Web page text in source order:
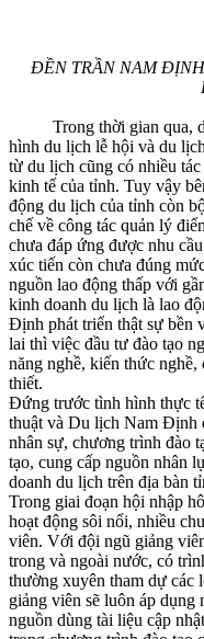
ĐỀN TRẦN NAM
Trong thời gian qua, du
hình du lịch lễ hội và du
từ du lịch cũng có nhiều
kinh tế của tỉnh. Tuy vậy
động du lịch của tỉnh còn
chế về công tác quản lý
chưa đáp ứng được nhu
xúc tiến còn chưa đúng
nguồn lao động thấp với
kinh doanh du lịch là lao
Định phát triển thật sự bền
lai thì việc đầu tư đào tạo
năng nghề, kiến thức
thiết.
Đứng trước tình hình thực
thuật và Du lịch Nam Định
nhân sự, chương trình đào
tạo, cung cấp nguồn nhân
doanh du lịch trên địa bàn
Trong giai đoạn hội nhập
hoạt động sôi nổi, nhiều
viên. Với đội ngũ giảng
trong và ngoài nước, có
thường xuyên tham dự các
giảng viên sẽ luôn áp
nguồn dùng tài liệu cập